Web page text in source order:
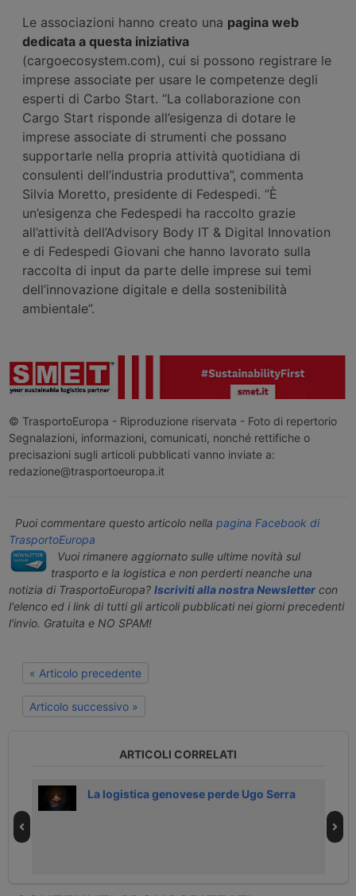
Le associazioni hanno creato una pagina web
dedicata a questa iniziativa
(cargoecosystem.com), cui si possono registrare le
imprese associate per usare le competenze degli
esperti di Carbo Start. “La collaborazione con
Cargo Start risponde all’esigenza di dotare le
imprese associate di strumenti che possano
supportarle nella propria attività quotidiana di
consulenti dell’industria produttiva”, commenta
Silvia Moretto, presidente di Fedespedi. “È
un’esigenza che Fedespedi ha raccolto grazie
all’attività dell’Advisory Body IT & Digital Innovation
e di Fedespedi Giovani che hanno lavorato sulla
raccolta di input da parte delle imprese sui temi
dell’innovazione digitale e della sostenibilità
ambientale”.
© TrasportoEuropa - Riproduzione riservata - Foto di repertorio
Segnalazioni, informazioni, comunicati, nonché rettifiche o
precisazioni sugli articoli pubblicati vanno inviate a:
redazione@trasportoeuropa.it
Puoi commentare questo articolo nella pagina Facebook di
TrasportoEuropa
Vuoi rimanere aggiornato sulle ultime novità sul
trasporto e la logistica e non perderti neanche una
notizia di TrasportoEuropa? Iscriviti alla nostra Newslettercon
l'elenco ed i link di tutti gli articoli pubblicati nei giorni precedenti
l'invio. Gratuita e NO SPAM!
« Articolo precedente
Articolo successivo »
ARTICOLI CORRELATI
La logistica genovese perde Ugo Serra